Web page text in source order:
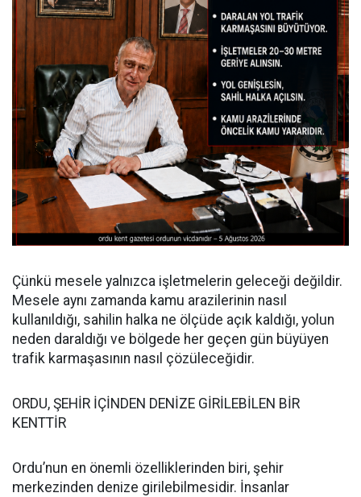
Çünkü mesele yalnızca işletmelerin geleceği değildir.
Mesele aynı zamanda kamu arazilerinin nasıl
kullanıldığı, sahilin halka ne ölçüde açık kaldığı, yolun
neden daraldığı ve bölgede her geçen gün büyüyen
trafik karmaşasının nasıl çözüleceğidir.
ORDU, ŞEHİR İÇİNDEN DENİZE GİRİLEBİLEN BİR
KENTTİR
Ordu’nun en önemli özelliklerinden biri, şehir
merkezinden denize girilebilmesidir. İnsanlar